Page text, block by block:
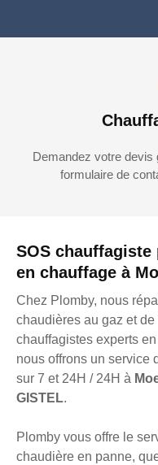
SOS
en chauffage à
Chez Plomby, nous
chaudières au gaz et
chauffagistes experts
nous offrons un service
sur 7 et 24H / 24H à
GISTEL.
Plomby vous offre le
chaudière en panne,
Demandez votre devis
formulaire de